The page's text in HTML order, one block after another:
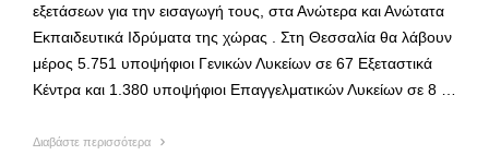
εξετάσεων για την εισαγωγή τους, στα Ανώτερα και Ανώτατα
Εκπαιδευτικά Ιδρύματα της χώρας . Στη Θεσσαλία θα λάβουν
μέρος 5.751 υποψήφιοι Γενικών Λυκείων σε 67 Εξεταστικά
Κέντρα και 1.380 υποψήφιοι Επαγγελματικών Λυκείων σε 8 …
Διαβάστε περισσότερα